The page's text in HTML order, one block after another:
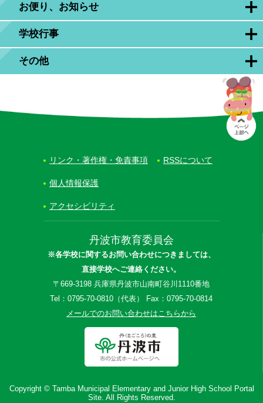
お便り、お知らせ
学校行事
その他
丹波市教育委員会
※各学校に関するお問い合わせにつきましては、
直接学校へご連絡ください。
〒669-3198 兵庫県丹波市山南町谷川1110番地
Tel：0795-70-0810（代表） Fax：0795-70-0814
メールでのお問い合わせはこちらから
リンク・著作権・免責事項 RSSについて
個人情報保護
アクセシビリティ
Copyright © Tamba Municipal Elementary and Junior High School Portal
Site. All Rights Reserved.